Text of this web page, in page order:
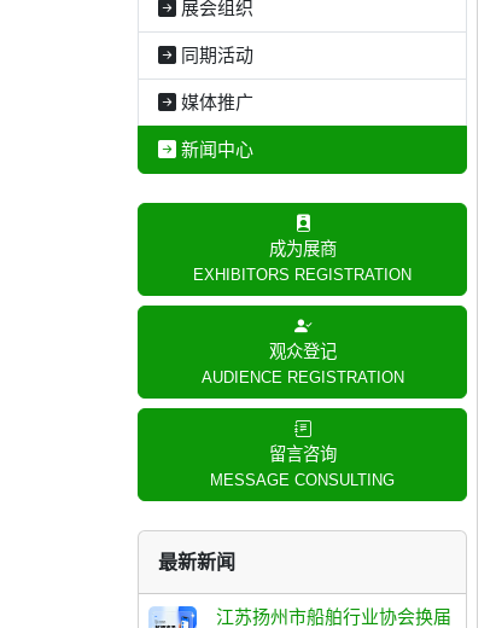
展会组织
同期活动
媒体推广
新闻中心
成为展商
EXHIBITORS REGISTRATION
观众登记
AUDIENCE REGISTRATION
留言咨询
MESSAGE CONSULTING
最新新闻
江苏扬州市船舶行业协会换届